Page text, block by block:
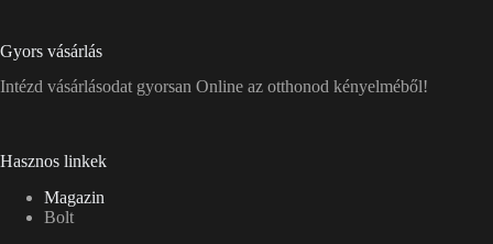
Gyors vásárlás
Intézd vásárlásodat gyorsan Online az otthonod kényelméből!
Hasznos linkek
Magazin
Bolt